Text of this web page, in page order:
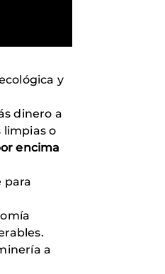
y
dinero a
limpias o
encima
para
a